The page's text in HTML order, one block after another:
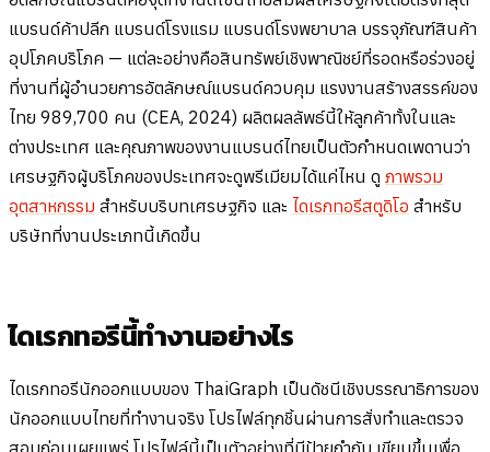
แบรนด์ค้าปลีก แบรนด์โรงแรม แบรนด์โรงพยาบาล บรรจุภัณฑ์สินค้า
อุปโภคบริโภค — แต่ละอย่างคือสินทรัพย์เชิงพาณิชย์ที่รอดหรือร่วงอยู่
ที่งานที่ผู้อำนวยการอัตลักษณ์แบรนด์ควบคุม แรงงานสร้างสรรค์ของ
ไทย 989,700 คน (CEA, 2024) ผลิตผลลัพธ์นี้ให้ลูกค้าทั้งในและ
ต่างประเทศ และคุณภาพของงานแบรนด์ไทยเป็นตัวกำหนดเพดานว่า
เศรษฐกิจผู้บริโภคของประเทศจะดูพรีเมียมได้แค่ไหน ดู ภาพรวม
อุตสาหกรรม สำหรับบริบทเศรษฐกิจ และ ไดเรกทอรีสตูดิโอ สำหรับ
บริษัทที่งานประเภทนี้เกิดขึ้น
ไดเรกทอรีนี้ทำงานอย่างไร
ไดเรกทอรีนักออกแบบของ ThaiGraph เป็นดัชนีเชิงบรรณาธิการของ
นักออกแบบไทยที่ทำงานจริง โปรไฟล์ทุกชิ้นผ่านการสั่งทำและตรวจ